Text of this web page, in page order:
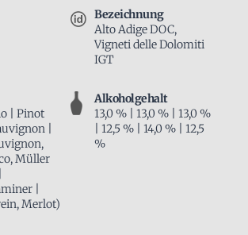
Bezeichnung
Alto Adige DOC,
Vigneti delle Dolomiti
IGT
| Pinot
|
Müller
|
Merlot)
Alkoholgehalt
13,0 % | 13,0 % | 13,0 %
| 12,5 % | 14,0 % | 12,5
%